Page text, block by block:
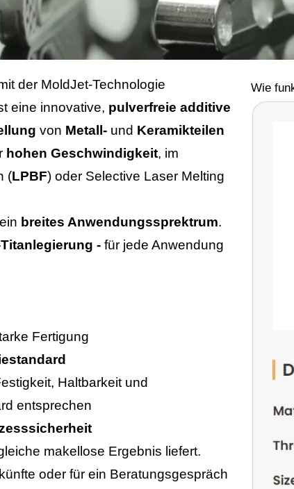
der MoldJet-Technologie
eine innovative, pulverfreie additive
von Metall-und Keramikteilen
hohen Geschwindigkeit, im
(LPBF) oder Selective Laser Melting
breites Anwendungssprektrum.
- für jede Anwendung
Fertigung
Haltbarkeit und
entsprechen
makellose Ergebnis liefert.
oder für ein Beratungsgespräch
Wie